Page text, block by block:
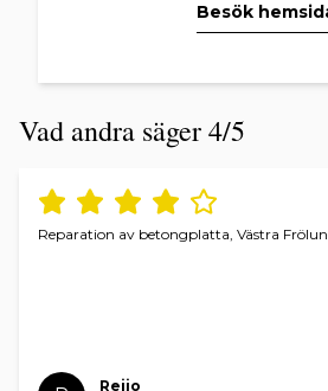
Besök
Vad andra säger 4/5
Reparation av betongplatta, Västra
Reijo